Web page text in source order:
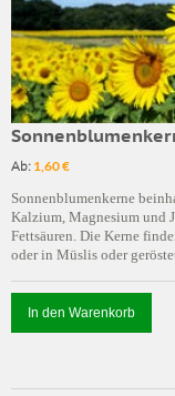
Ab: 1,60 €
Sonnenblumenkerne
Kalzium, Magnesium und
Fettsäuren. Die Kerne
oder in Müslis oder
In den Warenkorb